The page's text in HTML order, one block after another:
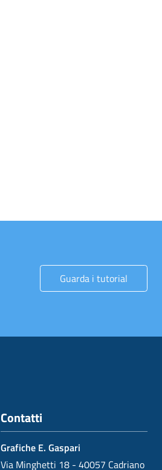
Guarda i tutorial
Contatti
Grafiche E. Gaspari
Via Minghetti 18 - 40057 Cadriano